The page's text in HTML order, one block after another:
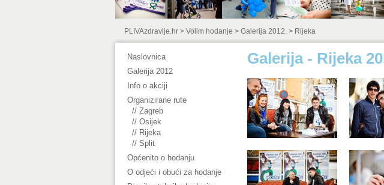
PLIVAzdravlje.hr > Volim hodanje > Galerija 2012. > Rijeka
Naslovnica
Galerija 2012
Info o akciji
Organizirane rute
// Zagreb
// Osijek
// Rijeka
// Split
Općenito o hodanju
O odjeći i obući za hodanje
Galerija - Rijeka